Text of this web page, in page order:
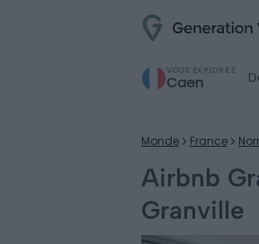
VOUS EXPLOREZ
Caen
Monde France
Airbnb
Granville